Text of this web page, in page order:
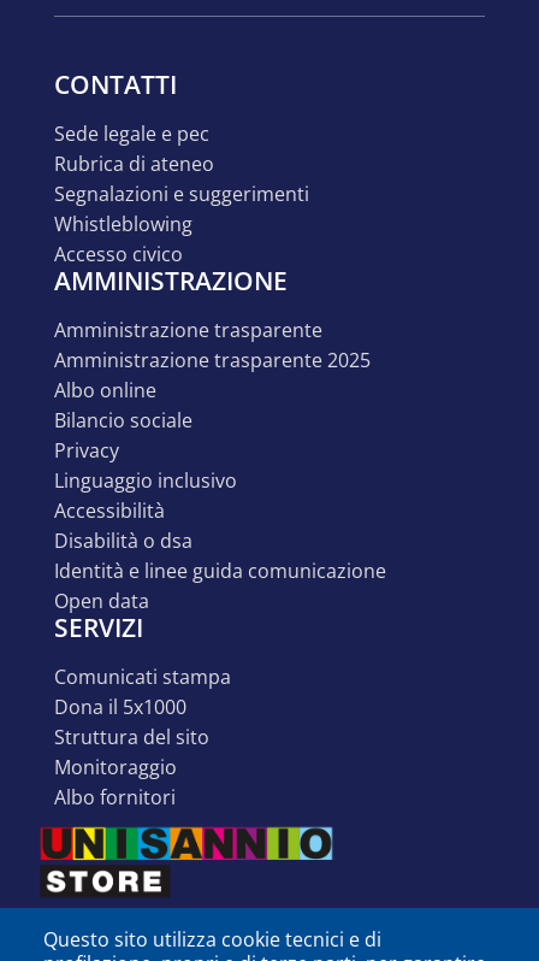
CONTATTI
sede legale e pec
rubrica di ateneo
segnalazioni e suggerimenti
whistleblowing
accesso civico
AMMINISTRAZIONE
amministrazione trasparente
amministrazione trasparente 2025
albo online
bilancio sociale
privacy
linguaggio inclusivo
accessibilità
disabilità o dsa
identità e linee guida comunicazione
open data
SERVIZI
comunicati stampa
dona il 5x1000
struttura del sito
monitoraggio
albo fornitori
Questo sito utilizza cookie tecnici e di